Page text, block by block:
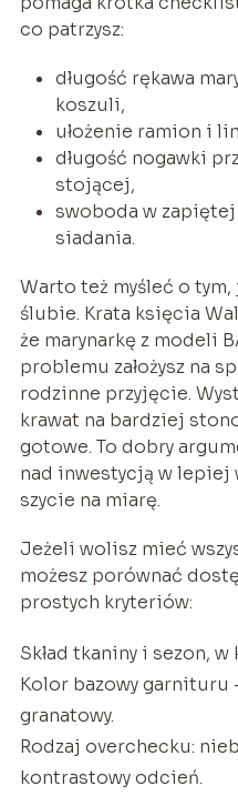
co patrzysz:
długość rękawa
koszuli,
ułożenie ramion i
długość nogawki
stojącej,
swoboda w
siadania.
Warto też myśleć o
ślubie. Krata księcia
że marynarkę z modeli
problemu założysz na
rodzinne przyjęcie.
krawat na bardziej
gotowe. To dobry
nad inwestycją w lepiej
szycie na miarę.
Jeżeli wolisz mieć
możesz porównać
prostych kryteriów:
Skład tkaniny i sezon,
Kolor bazowy garnituru
granatowy.
Rodzaj overchecku:
kontrastowy odcień.